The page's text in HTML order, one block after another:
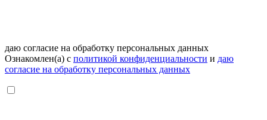
даю согласие на обработку персональных данных
Ознакомлен(а) с политикой конфиденциальности и даю
согласие на обработку персональных данных